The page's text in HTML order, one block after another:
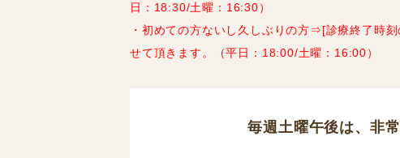
日：18:30/土曜：16:30）
・初めての方ないし久しぶりの方⇒[診療終了時
せて頂きます。（平日：18:00/土曜：16:00）
毎週土曜午後は、非